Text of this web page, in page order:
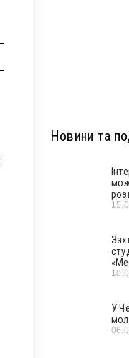
Новини та
У